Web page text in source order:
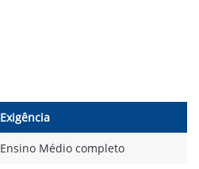
Exigência
Ensino Médio completo